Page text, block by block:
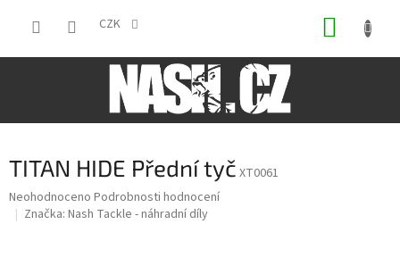
CZK
TITAN HIDE Přední tyč XT0061
Průměrné
hodnocení
Neohodnoceno Podrobnosti hodnocení
Značka: Nash Tackle - náhradní díly